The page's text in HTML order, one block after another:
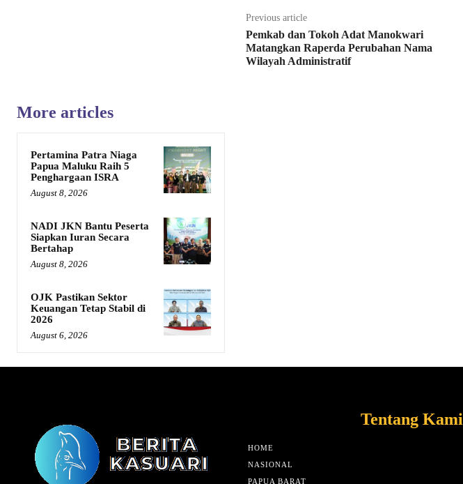
Previous article
Pemkab dan Tokoh Adat Manokwari
Matangkan Raperda Perubahan Nama
Wilayah Administratif
More articles
Pertamina Patra Niaga
Papua Maluku Raih 5
Penghargaan ISRA
August 8, 2026
NADI JKN Bantu Peserta
Siapkan Iuran Secara
Bertahap
August 8, 2026
OJK Pastikan Sektor
Keuangan Tetap Stabil di
2026
August 6, 2026
Tentang Kami
HOME
NASIONAL
PAPUA BARAT